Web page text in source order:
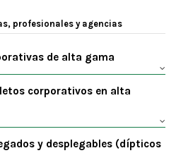
profesionales y agencias
de alta gama
corporativos en alta
y desplegables (dípticos